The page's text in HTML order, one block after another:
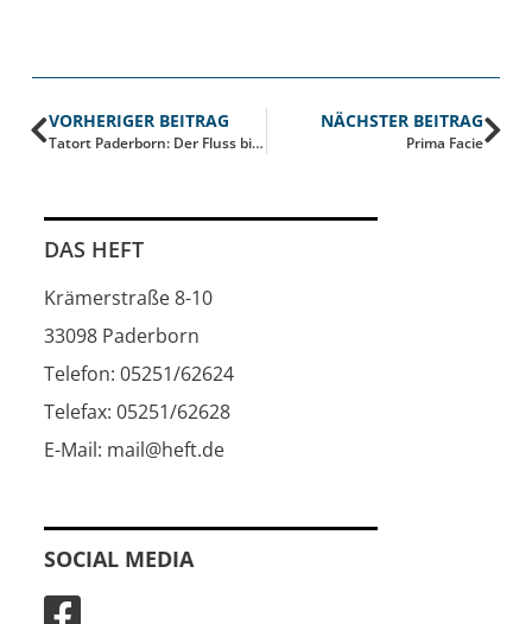
VORHERIGER BEITRAG
Tatort Paderborn: Der Fluss bin ich
NÄCHSTER BEITRAG
Prima Facie
DAS HEFT
Krämerstraße 8-10
33098 Paderborn
Telefon: 05251/62624
Telefax: 05251/62628
E-Mail: mail@heft.de
SOCIAL MEDIA